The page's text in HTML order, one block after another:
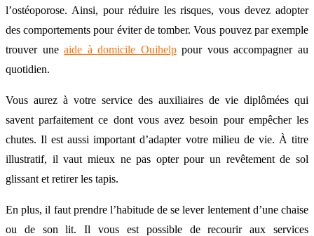
l’ostéoporose. Ainsi, pour réduire les risques, vous devez adopter
des comportements pour éviter de tomber. Vous pouvez par exemple
trouver uneaide à domicile Ouihelppour vous accompagner au
quotidien.
Vous aurez à votre service des auxiliaires de vie diplômées qui
savent parfaitement ce dont vous avez besoin pour empêcher les
chutes. Il est aussi important d’adapter votre milieu de vie. À titre
illustratif, il vaut mieux ne pas opter pour un revêtement de sol
glissant et retirer les tapis.
En plus, il faut prendre l’habitude de se lever lentement d’une chaise
ou de son lit. Il vous est possible de recourir aux services